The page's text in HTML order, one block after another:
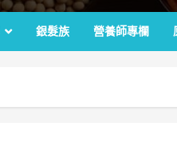
銀髮族 營養師專欄